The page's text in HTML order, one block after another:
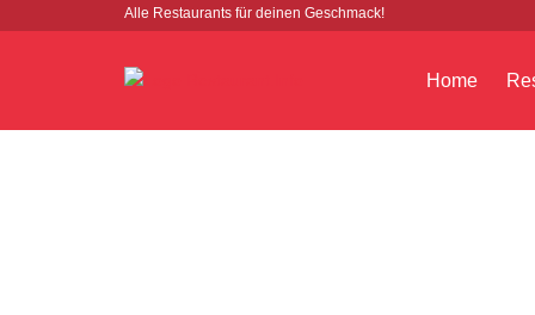
Alle Restaurants für deinen Geschmack!
Home